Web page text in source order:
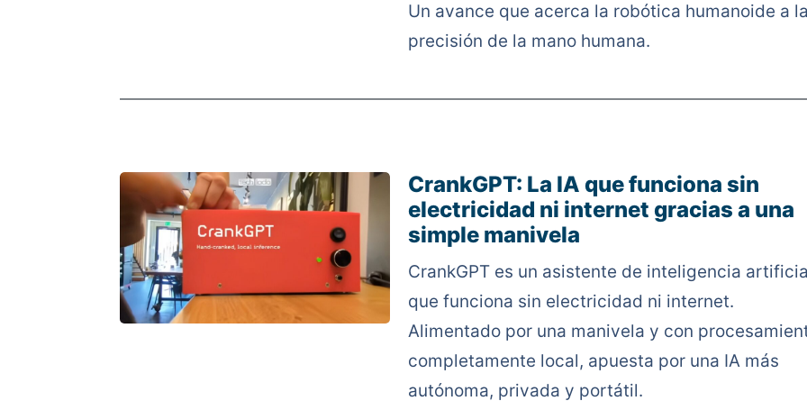
Un avance que acerca la robótica humanoide a
precisión de la mano humana.
CrankGPT: La IA que funciona sin
electricidad ni internet gracias a una
simple manivela
CrankGPT es un asistente de inteligencia
que funciona sin electricidad ni internet.
Alimentado por una manivela y con
completamente local, apuesta por una IA más
autónoma, privada y portátil.